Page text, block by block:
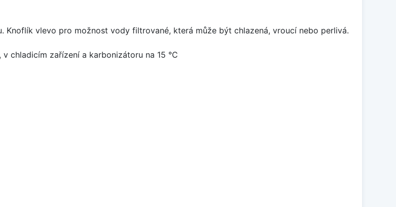
Knoflík vlevo pro možnost vody filtrované, která může být chlazená, vroucí nebo perlivá.
chladicím zařízení a karbonizátoru na 15 °C